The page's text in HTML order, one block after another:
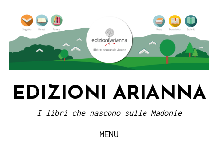
content
EDIZIONI ARIANNA
I libri che nascono sulle Madonie
MENU